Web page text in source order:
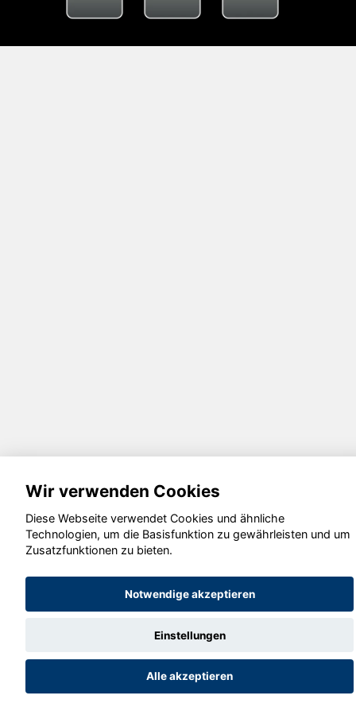
Wir verwenden Cookies
Diese Webseite verwendet Cookies und ähnliche
Technologien, um die Basisfunktion zu gewährleisten und um
Zusatzfunktionen zu bieten.
Notwendige akzeptieren
Einstellungen
Alle akzeptieren